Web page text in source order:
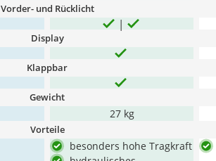
Vorder- und Rücklicht
Display
Klappbar
Gewicht
27 kg
Vorteile
besonders hohe Tragkraft